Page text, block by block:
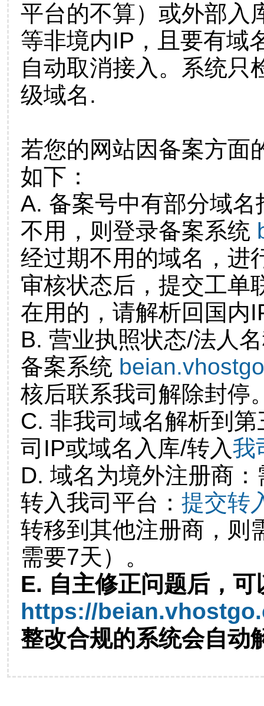
平台的不算）或外部入
等非境内IP，且要有域
自动取消接入。系统只
级域名.
若您的网站因备案方面
如下：
A. 备案号中有部分域
不用，则登录备案系统
经过期不用的域名，进
审核状态后，提交工单
在用的，请解析回国内
B. 营业执照状态/法人
备案系统
核后联系我司解除封停
C. 非我司域名解析到
司IP或域名入库/转入我
D. 域名为境外注册商
转入我司平台： 提交转
转移到其他注册商，则
需要7天）。
E. 自主修正问题后，可
https://
整改合规的系统会自动